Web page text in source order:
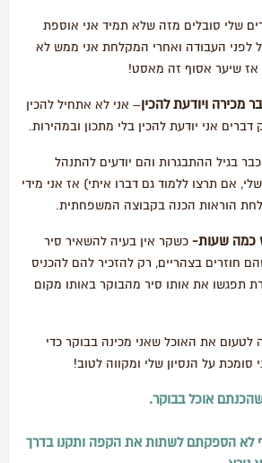
שלי סובלים מזה שלא תמיד אני אוספת
לפני העבודה ואחרי המקלחת אני ממש לא
אז שיער אסוף זה מאסט!
מכירה ויודעת להכין – אני לא אתחיל להכין
אני יודעת להכין בלי מתכון ובמהירות.
בגיל ההתבגרות והם יודעים להתנהל
אם תרצו ללמוד גם דברו איתי) אז אני מידי
הוראות הכנה בקבוצה המשפחתית.
כמה שעות- כשקר אין בעיה להשאיר סיר
חוזרים בצהריים, רק להזכיר להם להכניס
תפגשו את אותו סיר מהבוקר באותו מקום
לטעום את האוכל שאני מכינה בבוקר כדי
סומכת על הנסיון שלי ומקווה לטוב!
אוכל בבוקר.
לא הספקתם לשתות את הקפה ותקנו בדרך